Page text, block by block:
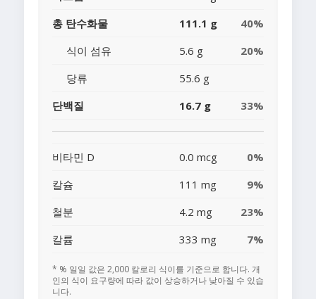
총 탄수화물
111.1 g
40%
식이 섬유
5.6 g
20%
당류
55.6 g
단백질
16.7 g 33%
비타민 D 0.0 mcg
0%
칼슘
111 mg
9%
철분
4.2 mg
23%
칼륨
333 mg 7%
* % 일일 값은 2,000 칼로리 식이를 기준으로 합니다. 개
인의 식이 요구량에 따라 값이 상승하거나 낮아질 수 있습
니다.